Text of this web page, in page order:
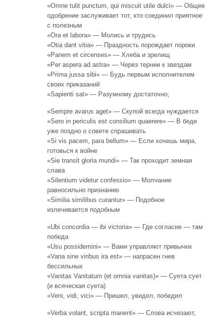
«Omne tulit punctum, qui miscuit utile dulci» — Общее
одобрение заслуживает тот, кто соединил приятное
с полезным
«Ora et labora» — Молись и трудись
«Otia dant vitia» — Праздность порождает пороки
«Panem et circenses» — Хлеба и зрелищ
«Per aspera ad astra» — Через тернии к звездам
«Prima jussa sibi» — Будь первым исполнителем
своих приказаний
«Sapienti sat» — Разумному достаточно;
«Sempre avarus aget» — Скупой всегда нуждается
«Sero in periculis est consilium quaerere» — В беде
уже поздно о совете спрашивать
«Si vis pacem, para bellum» — Если хочешь мира,
готовься к войне
«Sie transit gloria mundi» — Так проходит земная
слава
«Silentium videtur confessio» — Молчание
равносильно признанию
«Similia similibus curantur» — Подобное
излечивается подобным
«Ubi concordia — ibi victoria» — Где согласие — там
победа
«Usu possidemini» — Вами управляют привычки
«Vana sine viribus ira est» — напрасен гнев
бессильных
«Vanitas Vanitatum (et omnia vanitas)» — Суета сует
(и всяческая суета)
«Veni, vidi, vici» — Пришел, увидел, победил
«Verba volant, scripta manent» — Слова исчезают,